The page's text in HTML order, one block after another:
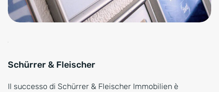
Schürrer & Fleischer
Il successo di Schürrer & Fleischer Immobilien è